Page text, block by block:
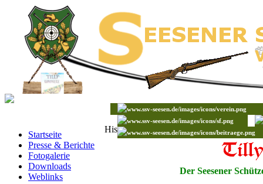
Startseite
Presse & Berichte
Fotogalerie
Downloads
Weblinks
Historisches Sehusafest
Der Seesener